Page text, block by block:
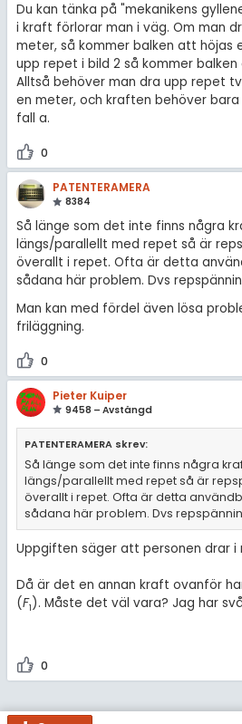
Du kan tänka på "mekanikens
i kraft förlorar man i väg. Om man
meter, så kommer balken att höjas
upp repet i bild 2 så kommer
Alltså behöver man dra upp repet
en meter, och kraften behöver
fall a.
0
PATENTERAMERA
8384
Så länge som det inte finns några
längs/parallellt med repet så är
överallt i repet. Ofta är detta
sådana här problem. Dvs
Man kan med fördel även lösa
friläggning.
0
Pieter Kuiper
9458 – Avstängd
PATENTERAMERA skrev:
Så länge som det inte finns några
längs/parallellt med repet så är
överallt i repet. Ofta är detta
sådana här problem. Dvs
Uppgiften säger att personen drar i
Då är det en annan kraft ovanför
(F1 ). Måste det väl vara? Jag har
0